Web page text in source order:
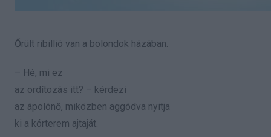
Őrült ribillió van a bolondok házában.
– Hé, mi ez
az ordítozás itt? – kérdezi
az ápolónő, miközben aggódva nyitja
ki a kórterem ajtaját.